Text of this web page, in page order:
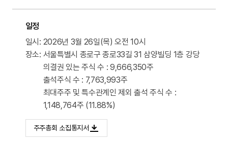
일정
일시: 2026년 3월 26일(목) 오전 10시
장소: 서울특별시 종로구 종로33길 31 삼양빌딩 1층 강당
의결권 있는 주식 수 : 9,666,350주
출석주식 수 : 7,763,993주
최대주주 및 특수관계인 제외 출석 주식 수 :
1,148,764주 (11.88%)
주주총회 소집통지서